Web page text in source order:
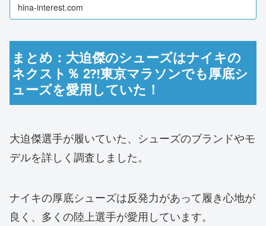
hina-interest.com
まとめ：大迫傑のシューズはナイキの
ネクスト％ 2⁈東京マラソンでも厚底シ
ューズを愛用していた！
大迫傑選手が履いていた、シューズのブランドやモ
デルを詳しく調査しました。
ナイキの厚底シューズは反発力があって履き心地が
良く、多くの陸上選手が愛用しています。